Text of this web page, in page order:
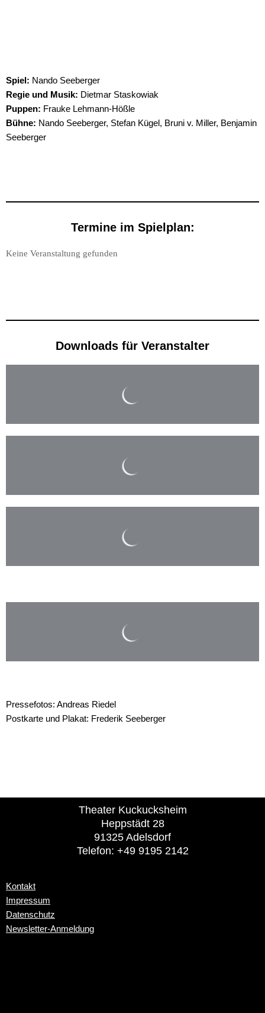
Spiel: Nando Seeberger
Regie und Musik: Dietmar Staskowiak
Puppen: Frauke Lehmann-Hößle
Bühne: Nando Seeberger, Stefan Kügel, Bruni v. Miller, Benjamin
Seeberger
Termine im Spielplan:
Keine Veranstaltung gefunden
Downloads für Veranstalter
Pressefotos: Andreas Riedel
Postkarte und Plakat: Frederik Seeberger
Theater Kuckucksheim
Heppstädt 28
91325 Adelsdorf
Telefon: +49 9195 2142
Kontakt
Impressum
Datenschutz
Newsletter-Anmeldung